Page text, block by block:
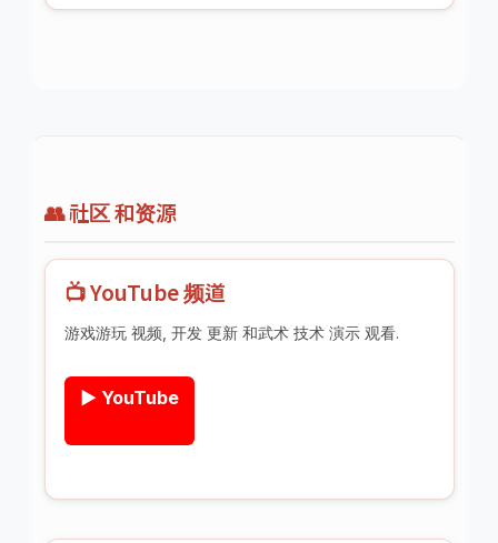
👥 社区 和资源
📺 YouTube 频道
游戏游玩 视频, 开发 更新 和武术 技术 演示 观看.
▶️ YouTube